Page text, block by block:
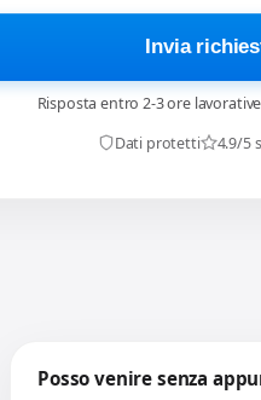
Invia
Risposta entro 2-3 ore
Dati protetti
4.9/5
Posso venire senza